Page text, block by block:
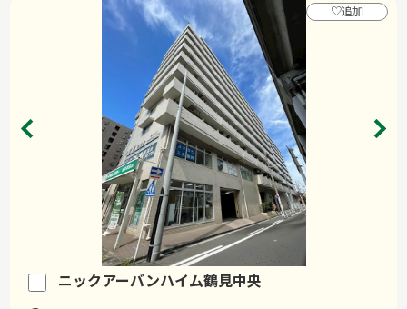
ニックアーバンハイム鶴見中央
♡追加